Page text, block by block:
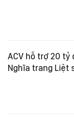
ACV hỗ trợ 20 tỷ
Nghĩa trang Liệt